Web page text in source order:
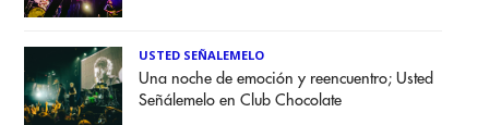
USTED SEÑALEMELO
Una noche de emoción y reencuentro; Usted
Señálemelo en Club Chocolate